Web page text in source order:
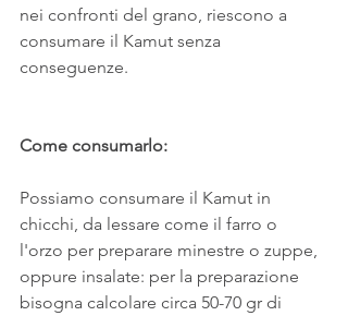
nei confronti del grano, riescono a
consumare il Kamut senza
conseguenze.
Come consumarlo:
Possiamo consumare il Kamut in
chicchi, da lessare come il farro o
l'orzo per preparare minestre o zuppe,
oppure insalate: per la preparazione
bisogna calcolare circa 50-70 gr di